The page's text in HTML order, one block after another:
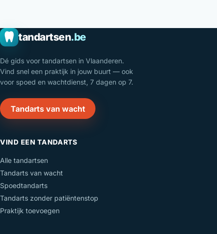
tandartsen.be
Dé gids voor tandartsen in Vlaanderen.
Vind snel een praktijk in jouw buurt — ook
voor spoed en wachtdienst, 7 dagen op 7.
Tandarts van wacht
VIND EEN TANDARTS
Alle tandartsen
Tandarts van wacht
Spoedtandarts
Tandarts zonder patiëntenstop
Praktijk toevoegen